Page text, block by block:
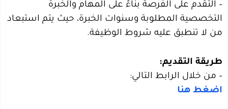
– التقدم على الفرصة بناءً على المهام والخبرة
التخصصية المطلوبة وسنوات الخبرة، حيث يتم استبعاد
من لا تنطبق عليه شروط الوظيفة.
طريقة التقديم:
– من خلال الرابط التالي:
اضغط هنا